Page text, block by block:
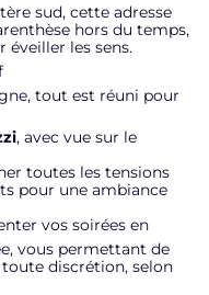
sud, cette adresse
hors du temps,
éveiller les sens.
tout est réuni pour
, avec vue sur le
toutes les tensions
pour une ambiance
vos soirées en
vous permettant de
discrétion, selon